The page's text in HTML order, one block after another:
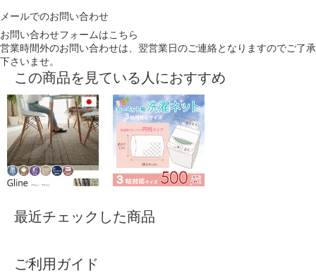
メールでのお問い合わせ
お問い合わせフォームはこちら
営業時間外のお問い合わせは、翌営業日のご連絡となりますのでご了承
下さいませ。
この商品を見ている人におすすめ
最近チェックした商品
ご利用ガイド